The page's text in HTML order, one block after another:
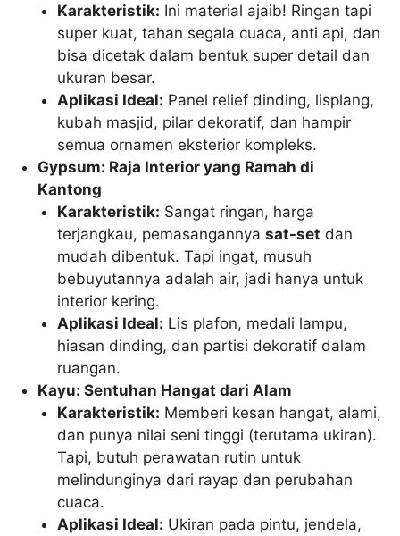
Karakteristik: Ini material ajaib! Ringan tapi
super kuat, tahan segala cuaca, anti api, dan
bisa dicetak dalam bentuk super detail dan
ukuran besar.
Aplikasi Ideal: Panel relief dinding, lisplang,
kubah masjid, pilar dekoratif, dan hampir
semua ornamen eksterior kompleks.
Gypsum: Raja Interior yang Ramah di
Kantong
Karakteristik: Sangat ringan, harga
terjangkau, pemasangannyasat-set dan
mudah dibentuk. Tapi ingat, musuh
bebuyutannya adalah air, jadi hanya untuk
interior kering.
Aplikasi Ideal: Lis plafon, medali lampu,
hiasan dinding, dan partisi dekoratif dalam
ruangan.
Kayu: Sentuhan Hangat dari Alam
Karakteristik: Memberi kesan hangat, alami,
dan punya nilai seni tinggi (terutama ukiran).
Tapi, butuh perawatan rutin untuk
melindunginya dari rayap dan perubahan
cuaca.
Aplikasi Ideal: Ukiran pada pintu, jendela,